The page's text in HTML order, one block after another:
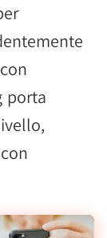
porta